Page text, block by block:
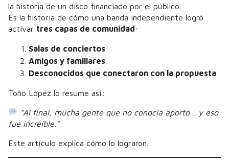
la historia de un disco financiado por el público.
Es la historia de cómo una banda independiente logró
activar tres capas de comunidad:
Salas de conciertos
Amigos y familiares
Desconocidos que conectaron con la propuesta
Toño López lo resume así:
“Al final, mucha gente que no conocía aportó… y eso
fue increíble.”
Este artículo explica cómo lo lograron.